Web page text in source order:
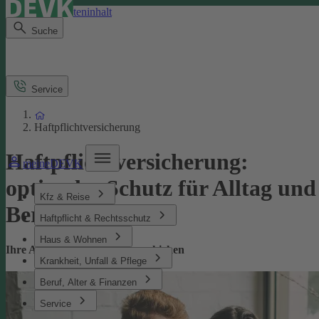
Direkt zum Seiteninhalt
Suche
meineDEVK
Kfz & Reise
Haftpflicht & Rechtsschutz
Haus & Wohnen
Krankheit, Unfall & Pflege
Beruf, Alter & Finanzen
Service
Service
Haftpflichtversicherung
Haftpflichtversicherung:
optimaler Schutz für Alltag und
Beruf
Ihre Absicherung bei Missgeschicken